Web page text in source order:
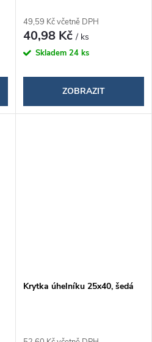
49,59 Kč včetně DPH
40,98 Kč/ ks
Skladem 24 ks
ZOBRAZIT
Krytka úhelníku 25x40, šedá